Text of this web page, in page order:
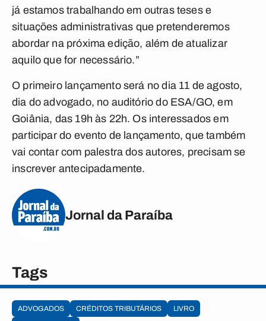
já estamos trabalhando em outras teses e
situações administrativas que pretenderemos
abordar na próxima edição, além de atualizar
aquilo que for necessário.”
O primeiro lançamento será no dia 11 de agosto,
dia do advogado, no auditório do ESA/GO, em
Goiânia, das 19h às 22h. Os interessados em
participar do evento de lançamento, que também
vai contar com palestra dos autores, precisam se
inscrever antecipadamente.
Jornal da Paraíba
Tags
ADVOGADOS CRÉDITOS TRIBUTÁRIOS
LIVRO